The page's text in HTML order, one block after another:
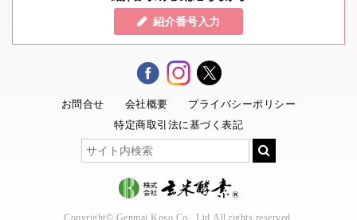
紹介番号入力
お問合せ 会社概要
プライバシーポリシー
特定商取引法に基づく表記
Copyright© Genmai Koso Co., Ltd.All rights reserved.